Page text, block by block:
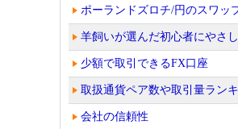
ポーランドズロチ/円のスワッ
羊飼いが選んだ初心者にやさ
少額で取引できるFX口座
取扱通貨ペア数や取引量ラン
会社の信頼性